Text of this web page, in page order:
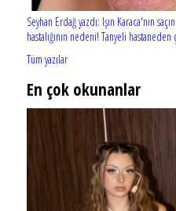
Seyhan Erdağ yazdı: Işın Karaca'nın
hastalığının nedeni! Tanyeli hastaneden
Tüm yazılar
En çok okunanlar